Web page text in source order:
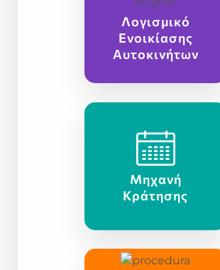
Λογισμικό
Ενοικίασης
Αυτοκινήτων
Μηχανή
Κράτησης